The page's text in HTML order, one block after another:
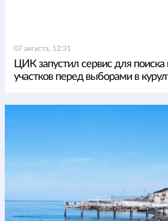
07 августа, 12:31
ЦИК запустил сервис для
участков перед выборами в